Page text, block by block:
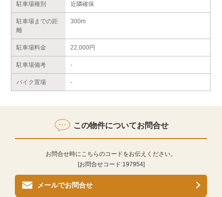
駐車場種別 近隣確保
駐車場までの距
離
300m
駐車場料金 22,000円
駐車場備考 -
バイク置場 -
この物件についてお問合せ
お問合せ時にこちらのコードをお伝えください。
[お問合せコード:197954]
メールでお問合せ